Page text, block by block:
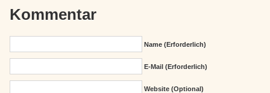
Kommentar
Name (erforderlich)
E-Mail (erforderlich)
Website (Optional)